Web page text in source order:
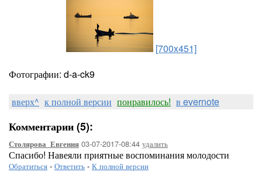
[700x451]
Фотографии: d-a-ck9
вверх^ к полной версии понравилось! в evernote
Комментарии (5):
Столярова_Евгения 03-07-2017-08:44 удалить
Спасибо! Навеяли приятные воспоминания молодости
Обратиться - Ответить - К полной версии